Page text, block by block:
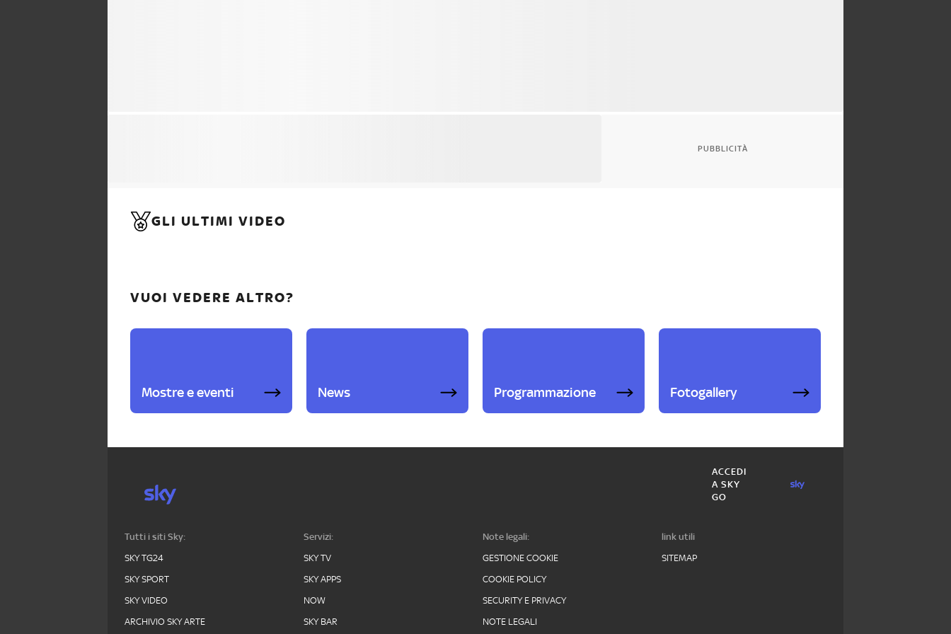
PUBBLICITÀ
GLI ULTIMI VIDEO
VUOI VEDERE ALTRO?
Mostre e eventi News Programmazione Fotogallery
ACCEDI
A SKY
GO
Tutti i siti Sky:
SKY TG24
SKY SPORT
SKY VIDEO
ARCHIVIO SKY ARTE
Servizi:
SKY TV
SKY APPS
NOW
SKY BAR
Note legali:
GESTIONE COOKIE
COOKIE POLICY
SECURITY E PRIVACY
NOTE LEGALI
link utili
SITEMAP